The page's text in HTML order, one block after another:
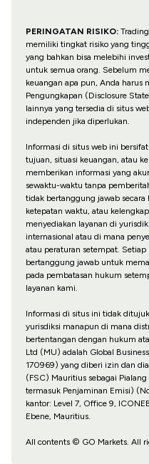
PERINGATAN RISIKO:
memiliki tingkat risiko yang
yang bahkan bisa melebihi
untuk semua orang. Sebelum
keuangan apa pun, Anda harus
Pengungkapan (Disclosure
lainnya yang tersedia di situs
independen jika diperlukan.
Informasi di situs web ini
tujuan, situasi keuangan, atau
memberikan informasi yang
sewaktu-waktu tanpa
tidak bertanggung jawab secara
ketepatan waktu, atau
menyediakan layanan di
internasional atau di mana
atau peraturan setempat.
bertanggung jawab untuk
pada pembatasan hukum
layanan kami.
Informasi di situs ini tidak
yurisdiksi manapun di mana
bertentangan dengan hukum
Ltd (MU) adalah Global
170969) yang diberi izin dan
(FSC) Mauritius sebagai
termasuk Penjaminan Emisi)
kantor: Level 7, Office 9,
Ebene, Mauritius.
All contents © GO Markets. All